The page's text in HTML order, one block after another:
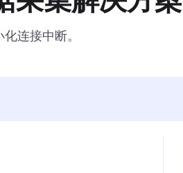
连接中断。